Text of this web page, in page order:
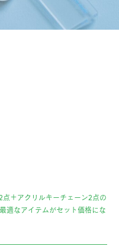
＋アクリルキーチェーン2点の
適なアイテムがセット価格にな